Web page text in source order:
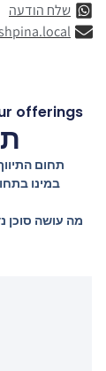
שלח הודעה
offerings
תחום
במינו
מה עושה סוכן